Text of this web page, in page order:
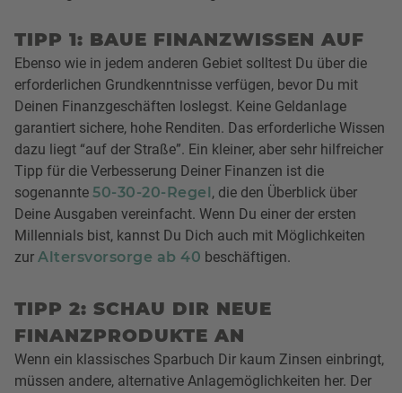
TIPP 1: BAUE FINANZWISSEN AUF
Ebenso wie in jedem anderen Gebiet solltest Du über die
erforderlichen Grundkenntnisse verfügen, bevor Du mit
Deinen Finanzgeschäften loslegst. Keine Geldanlage
garantiert sichere, hohe Renditen. Das erforderliche Wissen
dazu liegt “auf der Straße”. Ein kleiner, aber sehr hilfreicher
Tipp für die Verbesserung Deiner Finanzen ist die
sogenannte 50-30-20-Regel, die den Überblick über
Deine Ausgaben vereinfacht. Wenn Du einer der ersten
Millennials bist, kannst Du Dich auch mit Möglichkeiten
zur Altersvorsorge ab 40 beschäftigen.
TIPP 2: SCHAU DIR NEUE
FINANZPRODUKTE AN
Wenn ein klassisches Sparbuch Dir kaum Zinsen einbringt,
müssen andere, alternative Anlagemöglichkeiten her. Der